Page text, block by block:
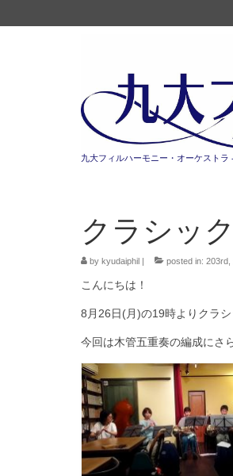
九大フィルハーモニー・オーケストラ
クラシッ
by kyudaiphil | posted in: 203rd
こんにちは！
8月26日(月)の19時よりクラ
今回は木管五重奏の編成にさ